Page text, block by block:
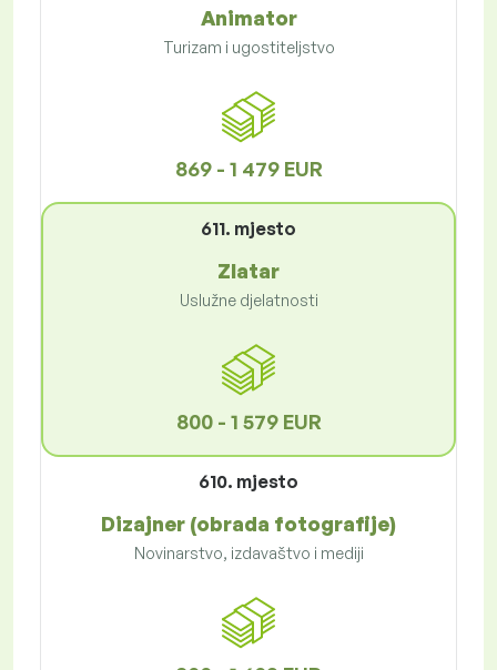
Animator
Turizam i ugostiteljstvo
869 - 1 479 EUR
611. mjesto
Zlatar
Uslužne djelatnosti
800 - 1 579 EUR
610. mjesto
Dizajner (obrada fotografije)
Novinarstvo, izdavaštvo i mediji